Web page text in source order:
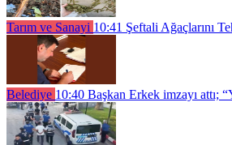
Tarım ve Sanayi 10:41 Şeftali Ağaçlarını
Belediye 10:40 Başkan Erkek imzayı attı;